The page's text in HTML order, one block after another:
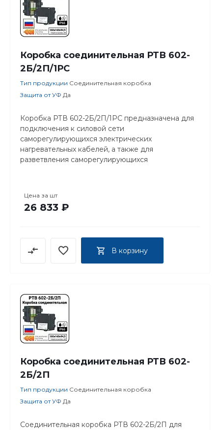
Коробка соединительная РТВ 602-
2Б/2П/1РС
Тип продукции Соединительная коробка
Защита от УФ Да
Коробка РТВ 602-2Б/2П/1РС предназначена для
подключения к силовой сети
саморегулирующихся электрических
нагревательных кабелей, а также для
разветвления саморегулирующихся
Цена за шт
26 833 ₽
В корзину
Коробка соединительная РТВ 602-
2Б/2П
Тип продукции Соединительная коробка
Защита от УФ Да
Соединительная коробка РТВ 602-2Б/2П для